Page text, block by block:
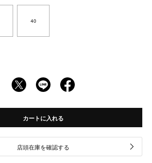
40
カートに入れる
店頭在庫を確認する